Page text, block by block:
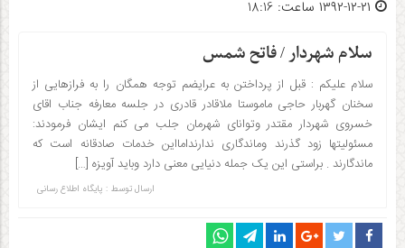
سلام شهردار / فاتح شمس
سلام علیکم : قبل از پرداختن به عرایضم توجه همگان را به فرازهایی از
سخنان گهربار حاجی ماموستا ملاقادر قادری در جلسه معارفه جناب اقای
خسروی شهردار مقتدر وتوانای شهرمان جلب می کنم ایشان فرمودند:
مسئولیتها زود گذرند وماندگاری ندارندامااین خدمات صادقانه است که
ماندگارند . براستی این یک جمله دنیایی معنی دارد وباید آویزه […]
ارسال توسط : پایگاه اطلاع رسانی